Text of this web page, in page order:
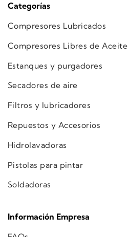
Categorías
Compresores Lubricados
Compresores Libres de Aceite
Estanques y purgadores
Secadores de aire
Filtros y lubricadores
Repuestos y Accesorios
Hidrolavadoras
Pistolas para pintar
Soldadoras
Información Empresa